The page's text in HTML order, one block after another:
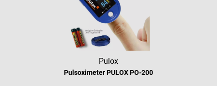
Pulox
Pulsoximeter PULOX PO-200